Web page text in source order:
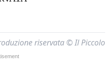
riservata © Il Piccolo